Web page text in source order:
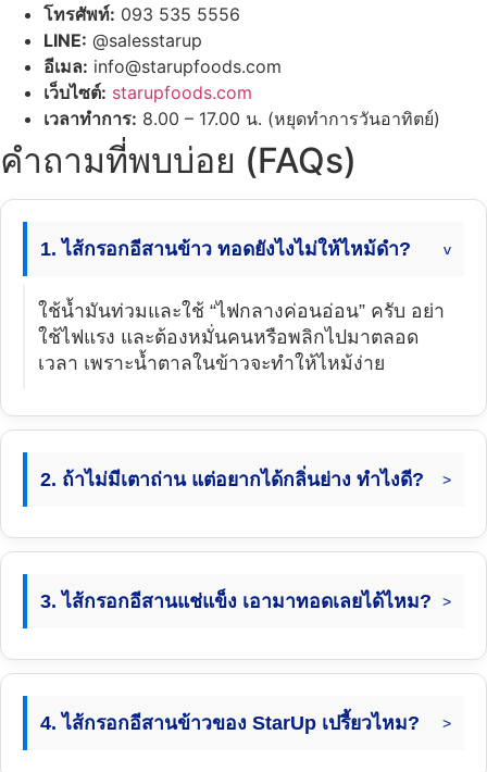
โทรศัพท์: 093 535 5556
LINE: @salesstarup
อีเมล: info@starupfoods.com
เว็บไซต์: starupfoods.com
เวลาทำการ: 8.00 – 17.00 น. (หยุดทำการวันอาทิตย์)
คำถามที่พบบ่อย (FAQs)
1. ไส้กรอกอีสานข้าว ทอดยังไงไม่ให้ไหม้ดำ?
ใช้น้ำมันท่วมและใช้ “ไฟกลางค่อนอ่อน” ครับ อย่า
ใช้ไฟแรง และต้องหมั่นคนหรือพลิกไปมาตลอด
เวลา เพราะน้ำตาลในข้าวจะทำให้ไหม้ง่าย
2. ถ้าไม่มีเตาถ่าน แต่อยากได้กลิ่นย่าง ทำไงดี?
3. ไส้กรอกอีสานแช่แข็ง เอามาทอดเลยได้ไหม?
4. ไส้กรอกอีสานข้าวของ StarUp เปรี้ยวไหม?